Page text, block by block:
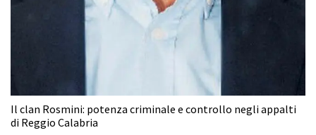
Il clan Rosmini: potenza criminale e controllo negli appalti
di Reggio Calabria